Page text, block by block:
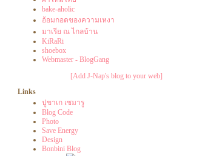
bake-aholic
อ้อมกอดของความเหงา
มาเรีย ณ ไกลบ้าน
KiRaRi
shoebox
Webmaster - BlogGang
[Add J-Nap's blog to your web]
Links
ปูขาเก เซมารู
Blog Code
Photo
Save Energy
Design
Bonbini Blog